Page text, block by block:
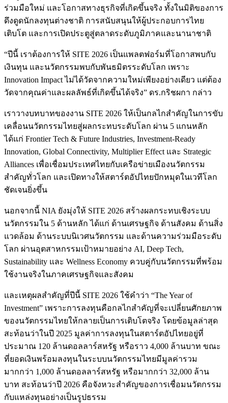
ร่วมมือใหม่ และโอกาสทางธุรกิจที่เกิดขึ้นจริง ทั้งในมิติของการ
ดึงดูดนักลงทุนต่างชาติ การสนับสนุนให้ผู้ประกอบการไทย
เติบโต และการเปิดประตูสู่ตลาดระดับภูมิภาคและนานาชาติ
“ปีนี้ เราต้องการให้ SITE 2026 เป็นแพลตฟอร์มที่โอกาสพบกับ
เงินทุน และนวัตกรรมพบกับพันธมิตรระดับโลก เพราะ
Innovation Impact ไม่ได้วัดจากความใหม่เพียงอย่างเดียว แต่ต้อง
วัดจากคุณค่าและผลลัพธ์ที่เกิดขึ้นได้จริง” ดร.กริชผกา กล่าว
เราวางบทบาทของงาน SITE 2026 ให้เป็นกลไกสำคัญในการขับ
เคลื่อนนวัตกรรมไทยสู่ผลกระทบระดับโลก ผ่าน 5 แกนหลัก
ได้แก่ Frontier Tech & Future Industries, Investment-Ready
Innovation, Global Connectivity, Multiplier Effect และ Strategic
Alliances เพื่อเชื่อมประเทศไทยกับเครือข่ายเมืองนวัตกรรม
สำคัญทั่วโลก และเปิดทางให้สตาร์ตอัปไทยปักหมุดในเวทีโลก
ชัดเจนยิ่งขึ้น
นอกจากนี้ NIA ยังมุ่งให้ SITE 2026 สร้างผลกระทบเชิงระบบ
นวัตกรรมใน 5 ด้านหลัก ได้แก่ ด้านเศรษฐกิจ ด้านสังคม ด้านสิ่ง
แวดล้อม ด้านระบบนิเวศนวัตกรรม และด้านความร่วมมือระดับ
โลก ผ่านอุตสาหกรรมเป้าหมายอย่าง AI, Deep Tech,
Sustainability และ Wellness Economy ควบคู่กับนวัตกรรมที่พร้อม
ใช้งานจริงในภาคเศรษฐกิจและสังคม
และเหตุผลสำคัญที่ปีนี้ SITE 2026 ใช้คำว่า “The Year of
Investment” เพราะการลงทุนคือกลไกสำคัญที่จะเปลี่ยนศักยภาพ
ของนวัตกรรมไทยให้กลายเป็นการเติบโตจริง โดยข้อมูลล่าสุด
สะท้อนว่าในปี 2025 มูลค่าการลงทุนในสตาร์ตอัปไทยอยู่ที่
ประมาณ 120 ล้านดอลลาร์สหรัฐ หรือราว 4,000 ล้านบาท ขณะ
ที่ยอดเงินพร้อมลงทุนในระบบนวัตกรรมไทยมีมูลค่ารวม
มากกว่า 1,000 ล้านดอลลาร์สหรัฐ หรือมากกว่า 32,000 ล้าน
บาท สะท้อนว่าปี 2026 คือจังหวะสำคัญของการเชื่อมนวัตกรรม
กับแหล่งทุนอย่างเป็นรูปธรรม